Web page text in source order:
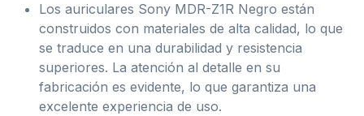
Los auriculares Sony MDR-Z1R Negro están
construidos con materiales de alta calidad, lo que
se traduce en una durabilidad y resistencia
superiores. La atención al detalle en su
fabricación es evidente, lo que garantiza una
excelente experiencia de uso.